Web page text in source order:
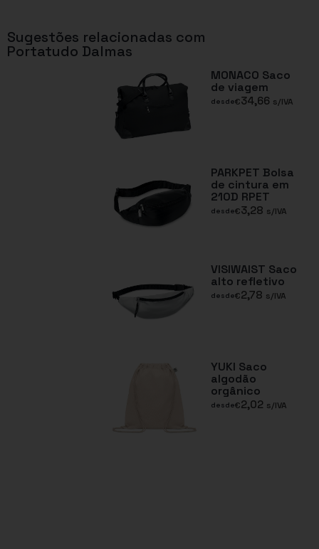
Sugestões relacionadas com
Portatudo Dalmas
MONACO Saco
de viagem
desde€34,66 s/IVA
PARKPET Bolsa
de cintura em
210D RPET
desde€3,28 s/IVA
VISIWAIST Saco
alto refletivo
desde€2,78 s/IVA
YUKI Saco
algodão
orgânico
desde€2,02 s/IVA